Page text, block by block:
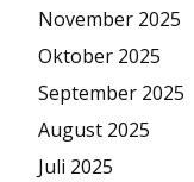
November 2025
Oktober 2025
September 2025
August 2025
Juli 2025